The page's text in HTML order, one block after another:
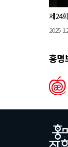
제24
2025-
홍명